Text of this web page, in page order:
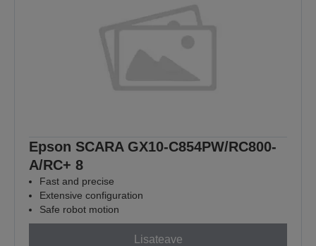
Epson SCARA GX10-C854PW/RC800-
A/RC+ 8
Fast and precise
Extensive configuration
Safe robot motion
Lisateave